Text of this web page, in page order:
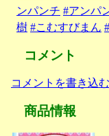
ンパンチ #アンパ
樹 #こむすびまん
コメント
コメントを書き込む
商品情報